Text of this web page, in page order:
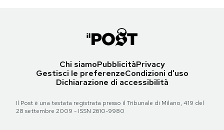
Chi siamoPubblicitàPrivacy
Gestisci le preferenzeCondizioni d'uso
Dichiarazione di accessibilità
Il Post è una testata registrata presso il Tribunale di Milano, 419 del
28 settembre 2009 - ISSN 2610-9980